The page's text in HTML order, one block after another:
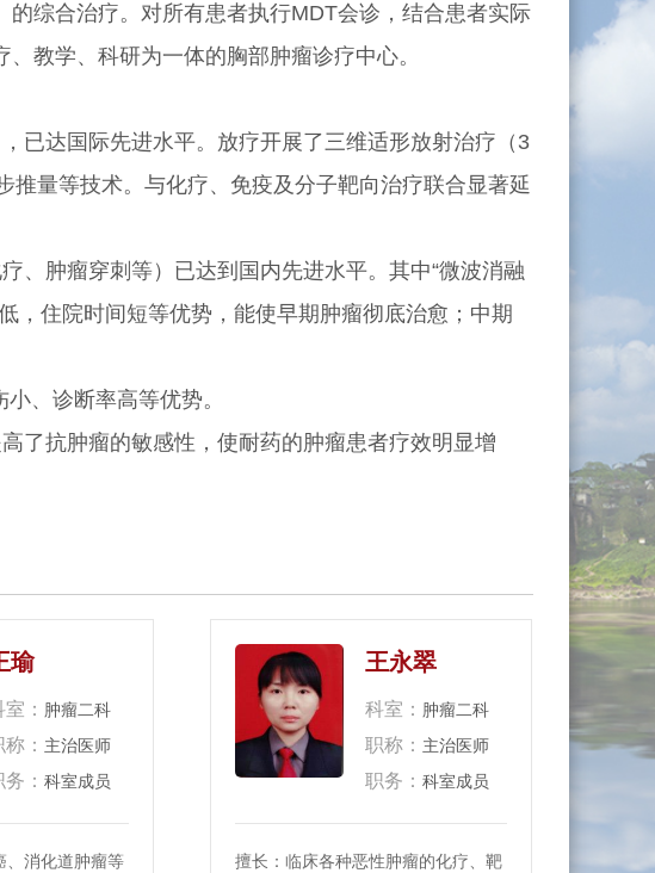
综合治疗。对所有患者执行MDT会诊，结合患者实际
教学、科研为一体的胸部肿瘤诊疗中心。
达国际先进水平。放疗开展了三维适形放射治疗（3
量等技术。与化疗、免疫及分子靶向治疗联合显著延
肿瘤穿刺等）已达到国内先进水平。其中“微波消融
，住院时间短等优势，能使早期肿瘤彻底治愈；中期
、诊断率高等优势。
抗肿瘤的敏感性，使耐药的肿瘤患者疗效明显增
瑜
室： 肿瘤二科
称： 主治医师
务：科室成员
、消化道肿瘤等
王永翠
科室： 肿瘤二科
职称： 主治医师
职务：科室成员
擅长：临床各种恶性肿瘤的化疗、靶